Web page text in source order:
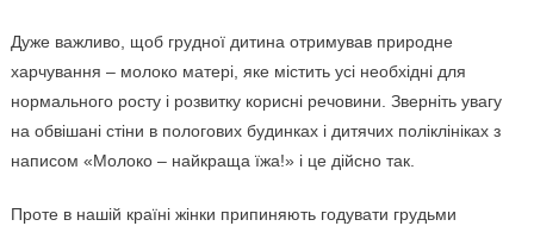
Дуже важливо, щоб грудної дитина отримував природне
харчування – молоко матері, яке містить усі необхідні для
нормального росту і розвитку корисні речовини. Зверніть увагу
на обвішані стіни в пологових будинках і дитячих поліклініках з
написом «Молоко – найкраща їжа!» і це дійсно так.
Проте в нашій країні жінки припиняють годувати грудьми